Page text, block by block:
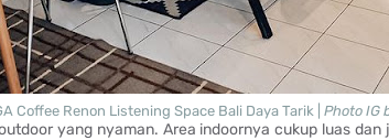
Coffee Renon Listening Space Bali Daya Tarik | Photo IG
yang nyaman. Area indoornya cukup luas dan